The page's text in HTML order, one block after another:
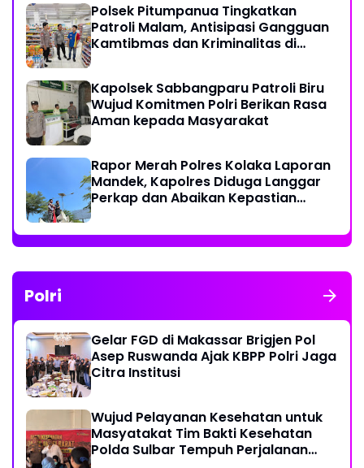
Polsek Pitumpanua Tingkatkan
Patroli Malam, Antisipasi Gangguan
Kamtibmas dan Kriminalitas di
Kapolsek Sabbangparu Patroli Biru
Wujud Komitmen Polri Berikan Rasa
Aman kepada Masyarakat
Rapor Merah Polres Kolaka Laporan
Mandek, Kapolres Diduga Langgar
Perkap dan Abaikan Kepastian
Polri
Gelar FGD di Makassar Brigjen Pol
Asep Ruswanda Ajak KBPP Polri Jaga
Citra Institusi
Wujud Pelayanan Kesehatan untuk
Masyatakat Tim Bakti Kesehatan
Polda Sulbar Tempuh Perjalanan